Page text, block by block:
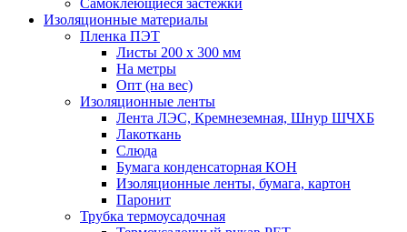
Самоклеющиеся застежки
Изоляционные материалы
Пленка ПЭТ
Листы 200 х 300 мм
На метры
Опт (на вес)
Изоляционные ленты
Лента ЛЭС, Кремнеземная, Шнур ШЧХБ
Лакоткань
Слюда
Бумага конденсаторная КОН
Изоляционные ленты, бумага, картон
Паронит
Трубка термоусадочная